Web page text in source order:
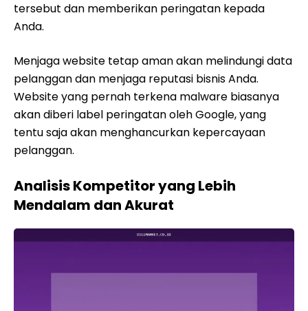
tersebut dan memberikan peringatan kepada
Anda.
Menjaga website tetap aman akan melindungi data
pelanggan dan menjaga reputasi bisnis Anda.
Website yang pernah terkena malware biasanya
akan diberi label peringatan oleh Google, yang
tentu saja akan menghancurkan kepercayaan
pelanggan.
Analisis Kompetitor yang Lebih
Mendalam dan Akurat